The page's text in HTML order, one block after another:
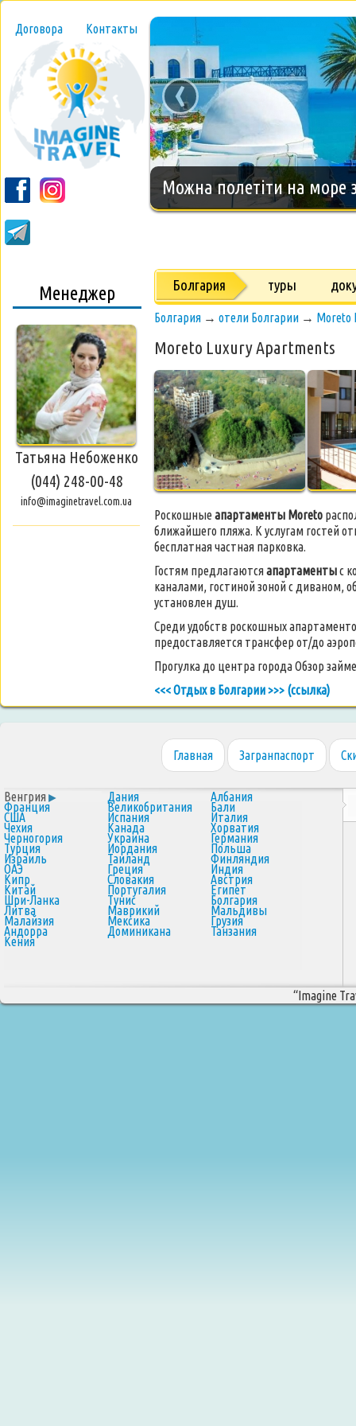
Договора Контакты
Новогодний тур на
‹
Менеджер
Татьяна Небоженко
(044) 248-00-48
info@imaginetravel.com.ua
Болгария туры
Болгария → отели Болгарии → Moreto
Moreto Luxury Apartments
Роскошныеапартаменты Moreto
ближайшего пляжа. К услугам гостей
бесплатная частная парковка.
Гостям предлагаютсяапартаментыс
каналами, гостиной зоной с диваном,
установлен душ.
Среди удобств роскошных
предоставляется трансфер от/до
Прогулка до центра города Обзор
<<< Отдых в Болгарии >>> (ссылка)
Главная Загранпаспорт
Венгрия Дания Албания
Франция Великобритания Бали
США Испания Италия
Чехия Канада Хорватия
Черногория Украина Германия
Турция Иордания Польша
Израиль Таиланд Финляндия
ОАЭ Греция Индия
Кипр Словакия Австрия
Китай Португалия Египет
Шри-Ланка Тунис Болгария
Литва Маврикий Мальдивы
Малайзия Мексика Грузия
Андорра Доминикана Танзания
Кения
“Imagine